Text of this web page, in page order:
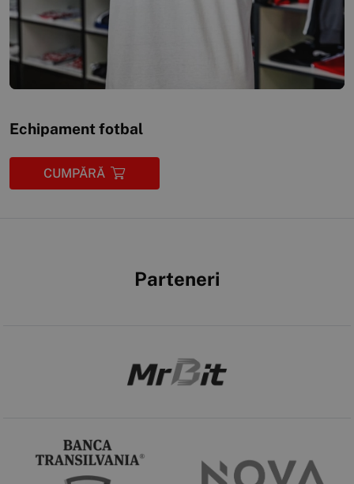
Echipament fotbal
CUMPĂRĂ
Parteneri